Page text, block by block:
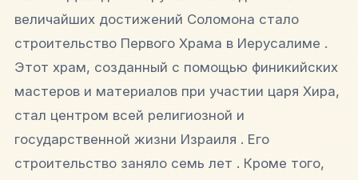
величайших достижений Соломона стало
строительство Первого Храма в Иерусалиме .
Этот храм, созданный с помощью финикийских
мастеров и материалов при участии царя Хира,
стал центром всей религиозной и
государственной жизни Израиля . Его
строительство заняло семь лет . Кроме того,